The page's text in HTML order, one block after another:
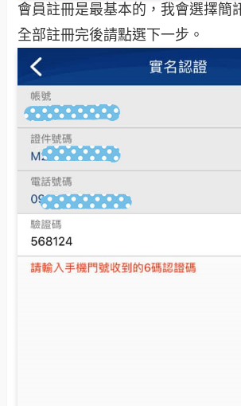
會員註冊是最基本的，我會選擇簡
全部註冊完後請點選下一步。